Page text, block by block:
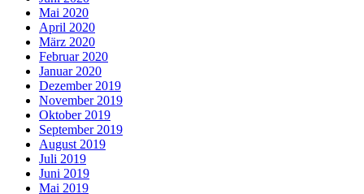
Mai 2020
April 2020
März 2020
Februar 2020
Januar 2020
Dezember 2019
November 2019
Oktober 2019
September 2019
August 2019
Juli 2019
Juni 2019
Mai 2019